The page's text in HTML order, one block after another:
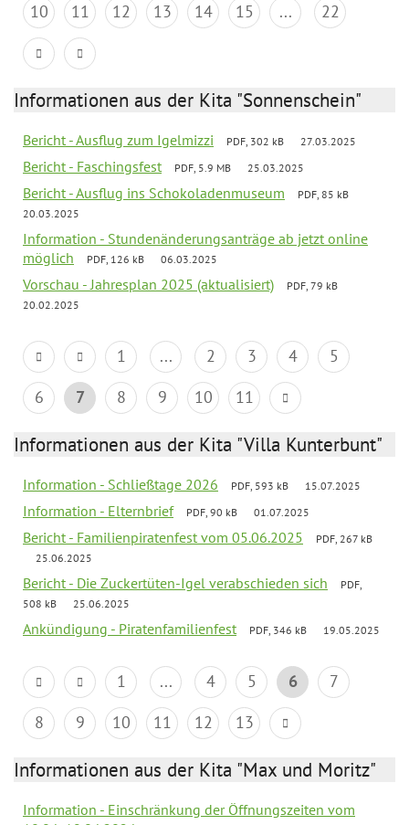
10
11 12 13 14 15 ... 22
Informationen aus der Kita "Sonnenschein"
Bericht - Ausflug zum Igelmizzi PDF, 302 kB 27.03.2025
Bericht - Faschingsfest PDF, 5.9 MB 25.03.2025
Bericht - Ausflug ins Schokoladenmuseum
PDF, 85 kB
20.03.2025
Information - Stundenänderungsanträge ab jetzt online
möglich
PDF, 126 kB 06.03.2025
Vorschau - Jahresplan 2025 (aktualisiert)
PDF, 79 kB
20.02.2025
1 ... 2 3 4
5
6
7 8 9 10 11
Informationen aus der Kita "Villa Kunterbunt"
Information - Schließtage 2026 PDF, 593 kB 15.07.2025
Information - Elternbrief PDF, 90 kB 01.07.2025
Bericht - Familienpiratenfest vom 05.06.2025
PDF, 267 kB
25.06.2025
Bericht - Die Zuckertüten-Igel verabschieden sich
PDF,
508 kB
25.06.2025
Ankündigung - Piratenfamilienfest PDF, 346 kB 19.05.2025
1 ... 4 5 6
7
8
9 10 11 12 13
Informationen aus der Kita "Max und Moritz"
Information - Einschränkung der Öffnungszeiten vom